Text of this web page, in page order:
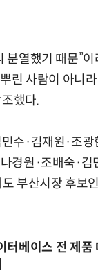
열했기 때문”
린 사람이 아니
했다.
수·김재원·조
경원·조배숙·
부산시장 후보
터베이스 전 제